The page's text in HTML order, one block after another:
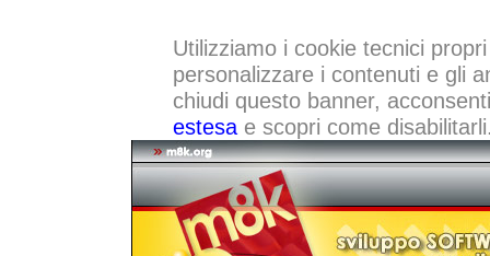
Utilizziamo i cookie tecnici
personalizzare i contenuti e gli
chiudi questo banner,
estesae scopri come